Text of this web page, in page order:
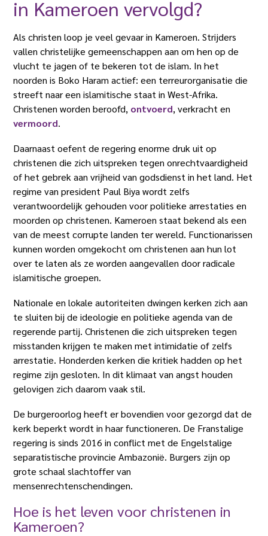
in Kameroen vervolgd?
Als christen loop je veel gevaar in Kameroen. Strijders
vallen christelijke gemeenschappen aan om hen op de
vlucht te jagen of te bekeren tot de islam. In het
noorden is Boko Haram actief: een terreurorganisatie die
streeft naar een islamitische staat in West-Afrika.
Christenen worden beroofd, ontvoerd, verkracht en
vermoord.
Daarnaast oefent de regering enorme druk uit op
christenen die zich uitspreken tegen onrechtvaardigheid
of het gebrek aan vrijheid van godsdienst in het land. Het
regime van president Paul Biya wordt zelfs
verantwoordelijk gehouden voor politieke arrestaties en
moorden op christenen. Kameroen staat bekend als een
van de meest corrupte landen ter wereld. Functionarissen
kunnen worden omgekocht om christenen aan hun lot
over te laten als ze worden aangevallen door radicale
islamitische groepen.
Nationale en lokale autoriteiten dwingen kerken zich aan
te sluiten bij de ideologie en politieke agenda van de
regerende partij. Christenen die zich uitspreken tegen
misstanden krijgen te maken met intimidatie of zelfs
arrestatie. Honderden kerken die kritiek hadden op het
regime zijn gesloten. In dit klimaat van angst houden
gelovigen zich daarom vaak stil.
De burgeroorlog heeft er bovendien voor gezorgd dat de
kerk beperkt wordt in haar functioneren. De Franstalige
regering is sinds 2016 in conflict met de Engelstalige
separatistische provincie Ambazonië. Burgers zijn op
grote schaal slachtoffer van
mensenrechtenschendingen.
Hoe is het leven voor christenen in
Kameroen?